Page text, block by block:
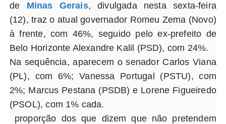
de Minas Gerais, divulgada nesta sexta-feira
(12), traz o atual governador Romeu Zema (Novo)
à frente, com 46%, seguido pelo ex-prefeito de
Belo Horizonte Alexandre Kalil (PSD), com 24%.
Na sequência, aparecem o senador Carlos Viana
(PL), com 6%; Vanessa Portugal (PSTU), com
2%; Marcus Pestana (PSDB) e Lorene Figueiredo
(PSOL), com 1% cada.
proporção dos que dizem que não pretendem